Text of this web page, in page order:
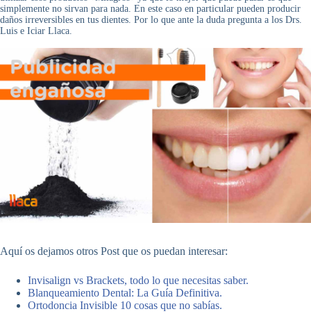
simplemente no sirvan para nada. En este caso en particular pueden producir
daños irreversibles en tus dientes. Por lo que ante la duda pregunta a los Drs.
Luis e Iciar Llaca.
Aquí os dejamos otros Post que os puedan interesar:
Invisalign vs Brackets, todo lo que necesitas saber.
Blanqueamiento Dental: La Guía Definitiva.
Ortodoncia Invisible 10 cosas que no sabías.